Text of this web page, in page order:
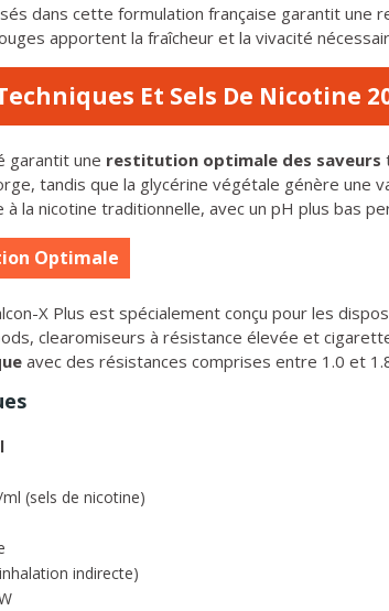
dans cette formulation française garantit une
apportent la fraîcheur et la vivacité
Et Sels De Nicotine
garantit une restitution optimale des saveurs
tandis que la glycérine végétale génère une
la nicotine traditionnelle, avec un pH plus bas
Optimale
X Plus est spécialement conçu pour les
clearomiseurs à résistance élevée et
avec des résistances comprises entre 1.0 et
(sels de nicotine)
indirecte)